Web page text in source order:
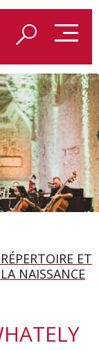
UNE ET
NAISSANCE
DU RING
AVAIENT
»